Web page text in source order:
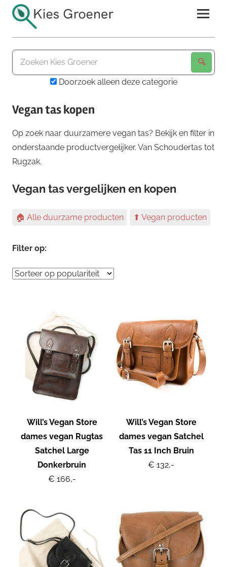
naar
inhoudKies
GroenerDoorzoek alleen deze categorie
Vegan tas kopen
Op zoek naar duurzamere vegan tas? Bekijk en filter in
onderstaande productvergelijker. Van Schoudertas tot
Rugzak.
Vegan tas vergelijken en kopen
🏠 Alle duurzame producten ⬆ Vegan producten
Filter op:
Will’s Vegan Store
dames vegan Rugtas
Satchel Large
Donkerbruin
€ 166,-
Will’s Vegan Store
dames vegan Satchel
Tas 11 Inch Bruin
€ 132,-